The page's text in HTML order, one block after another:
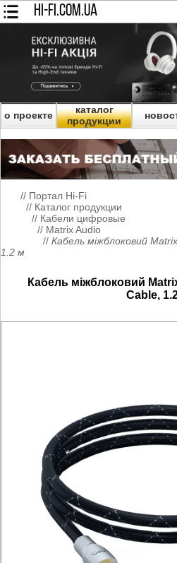
HI-FI.COM.UA
о проекте
каталог
продукции
// Портал Hi-Fi
// Каталог продукции
// Кабели цифровые
// Matrix Audio
// Кабель міжблоковий
1.2 м
Кабель міжблоковий
Cable,